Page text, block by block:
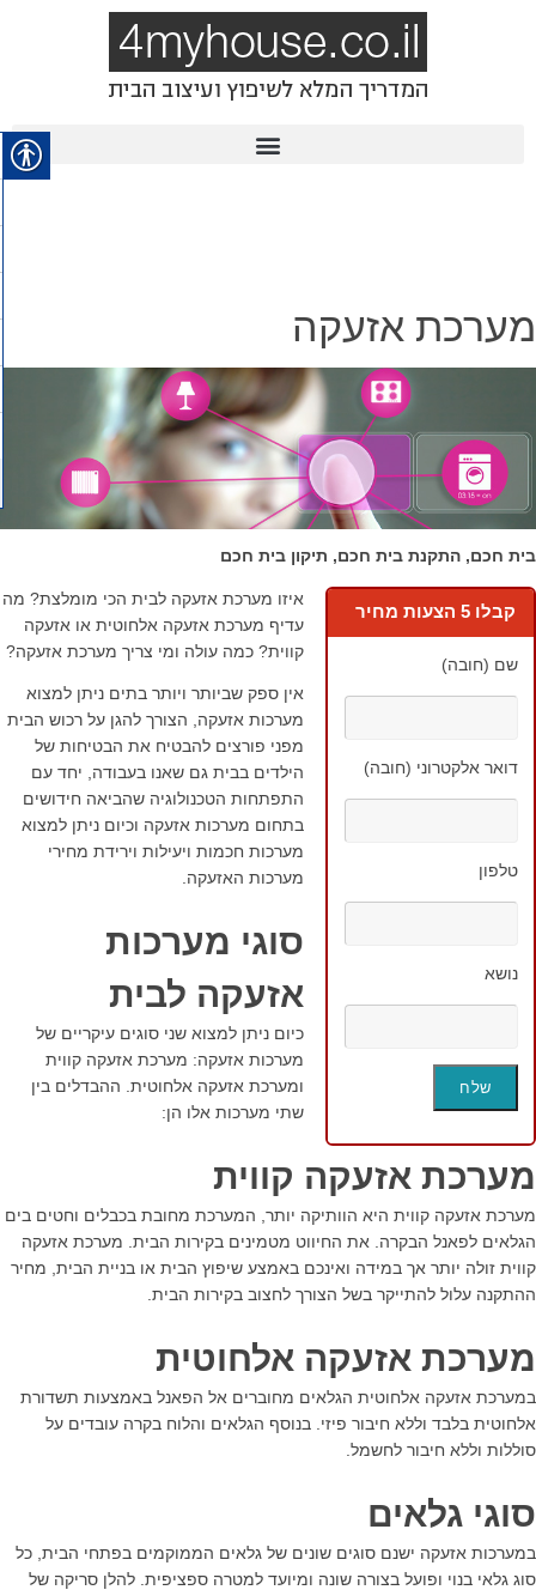
מערכת אזעקה
בית חכם, התקנת בית חכם, תיקון בית חכם
קבלו 5 הצעות מחיר
שם (חובה)
דואר אלקטרוני (חובה)
טלפון
נושא
איזו מערכת אזעקה לבית הכי מומלצת? מה
עדיף מערכת אזעקה אלחוטית או אזעקה
קווית? כמה עולה ומי צריך מערכת אזעקה?
אין ספק שביותר ויותר בתים ניתן למצוא
מערכות אזעקה, הצורך להגן על רכוש הבית
מפני פורצים להבטיח את הבטיחות של
הילדים בבית גם שאנו בעבודה, יחד עם
התפתחות הטכנולוגיה שהביאה חידושים
בתחום מערכות אזעקה וכיום ניתן למצוא
מערכות חכמות ויעילות וירידת מחירי
מערכות האזעקה.
סוגי מערכות
אזעקה לבית
כיום ניתן למצוא שני סוגים עיקריים של
מערכות אזעקה: מערכת אזעקה קווית
ומערכת אזעקה אלחוטית. ההבדלים בין
שתי מערכות אלו הן:
מערכת אזעקה קווית
מערכת אזעקה קווית היא הוותיקה יותר, המערכת מחובת בכבלים וחטים בים
הגלאים לפאנל הבקרה. את החיווט מטמינים בקירות הבית. מערכת אזעקה
קווית זולה יותר אך במידה ואינכם באמצע שיפוץ הבית או בניית הבית, מחיר
ההתקנה עלול להתייקר בשל הצורך לחצוב בקירות הבית.
מערכת אזעקה אלחוטית
במערכת אזעקה אלחוטית הגלאים מחוברים אל הפאנל באמצעות תשדורת
אלחוטית בלבד וללא חיבור פיזי. בנוסף הגלאים והלוח בקרה עובדים על
סוללות וללא חיבור לחשמל.
סוגי גלאים
במערכות אזעקה ישנם סוגים שונים של גלאים הממוקמים בפתחי הבית, כל
סוג גלאי בנוי ופועל בצורה שונה ומיועד למטרה ספציפית. להלן סריקה של